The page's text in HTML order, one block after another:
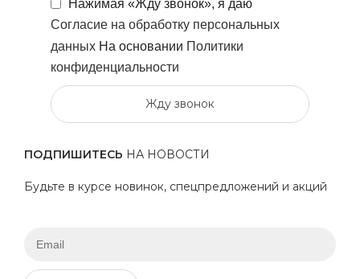
Нажимая «Жду звонок», я даю
Согласие на обработку персональных
данных На основании Политики
конфиденциальности
Жду звонок
ПОДПИШИТЕСЬ НА НОВОСТИ
Будьте в курсе новинок, спецпредложений и акций